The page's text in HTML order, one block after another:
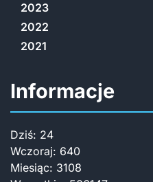
2023
2022
2021
Informacje
Dziś: 24
Wczoraj: 640
Miesiąc: 3108